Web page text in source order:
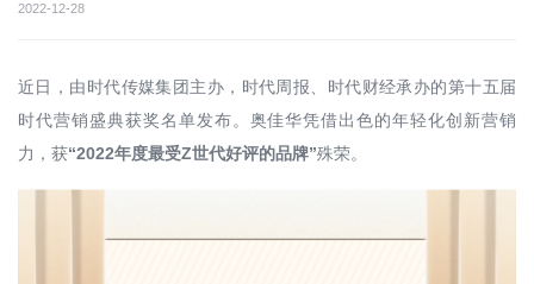
2022-12-28
近日，由时代传媒集团主办，时代周报、时代财经承办的第十五届
时代营销盛典获奖名单发布。奥佳华凭借出色的年轻化创新营销
力，获“2022年度最受Z世代好评的品牌”殊荣。